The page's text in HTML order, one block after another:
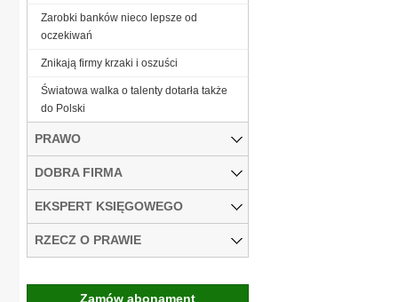
Zarobki banków nieco lepsze od
oczekiwań
Znikają firmy krzaki i oszuści
Światowa walka o talenty dotarła także
do Polski
PRAWO
DOBRA FIRMA
EKSPERT KSIĘGOWEGO
RZECZ O PRAWIE
Zamów abonament